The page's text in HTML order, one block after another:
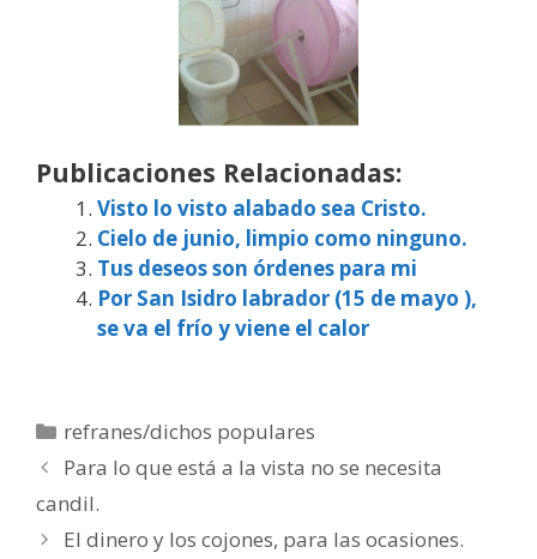
Publicaciones Relacionadas:
Visto lo visto alabado sea Cristo.
Cielo de junio, limpio como ninguno.
Tus deseos son órdenes para mi
Por San Isidro labrador (15 de mayo ),
se va el frío y viene el calor
Categorías
refranes/dichos populares
Para lo que está a la vista no se necesita
candil.
El dinero y los cojones, para las ocasiones.